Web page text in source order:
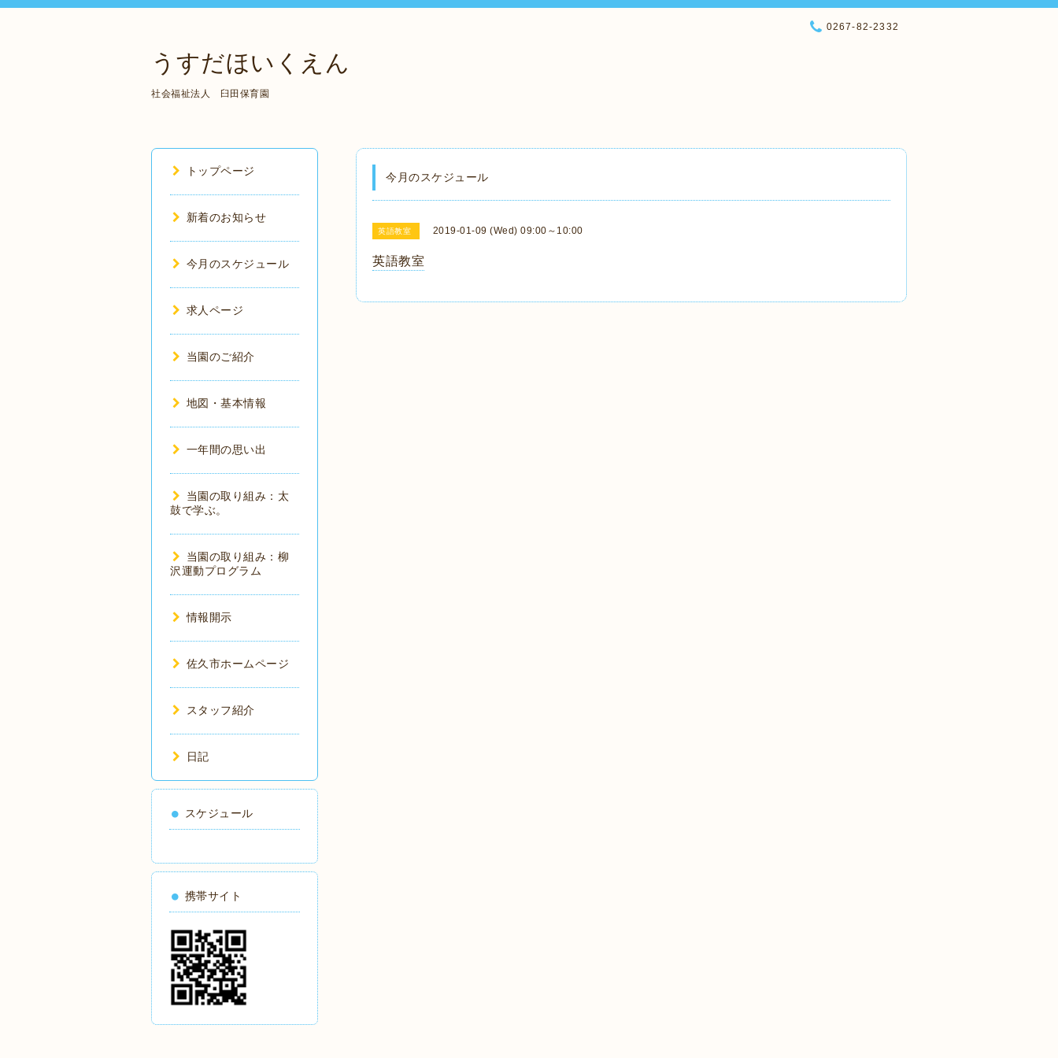
うすだほいくえん
社会福祉法人 臼田保育園
0267-82-2332
今月のスケジュール
英語教室 2019-01-09 (Wed) 09:00～10:00
英語教室
トップページ
新着のお知らせ
今月のスケジュール
求人ページ
当園のご紹介
地図・基本情報
一年間の思い出
当園の取り組み：太
鼓で学ぶ。
当園の取り組み：柳
沢運動プログラム
情報開示
佐久市ホームページ
スタッフ紹介
日記
スケジュール
携帯サイト